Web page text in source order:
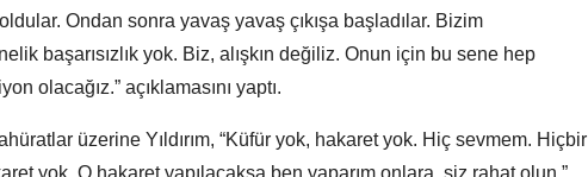
Ondan sonra yavaş yavaş çıkışa başladılar. Bizim
başarısızlık yok. Biz, alışkın değiliz. Onun için bu sene hep
olacağız.” açıklamasını yaptı.
üzerine Yıldırım, “Küfür yok, hakaret yok. Hiç sevmem. Hiçbir